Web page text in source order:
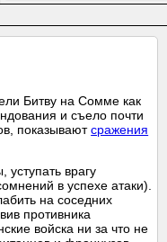
Битву на Сомме как
и съело почти
показываютсражения
уступать врагу
в успехе атаки).
на соседних
противника
войска ни за что не